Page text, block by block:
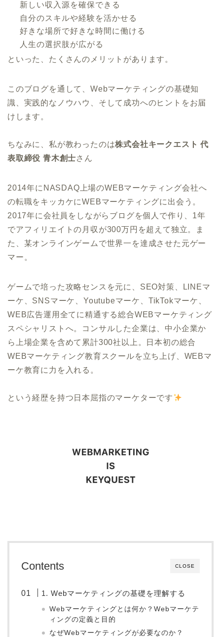
新しい収入源を確保できる
自分のスキルや経験を活かせる
好きな場所で好きな時間に働ける
人生の選択肢が広がる
といった、たくさんのメリットがあります。
このブログを通して、Webマーケティングの基礎知
識、実践的なノウハウ、そして成功へのヒントをお届
けします。
ちなみに、私が教わったのは株式会社キークエスト 代
表取締役 青木創士さん
2014年にNASDAQ上場のWEBマーケティング会社へ
の転職をキッカケにWEBマーケティングに出会う。
2017年に会社員をしながらブログを個人で作り、1年
でアフィリエイトの月収が300万円を超えて独立。ま
た、某オンラインゲームで世界一を達成させた元ゲー
マー。
ゲームで培った攻略センスを元に、SEO対策、LINEマ
ーケ、SNSマーケ、Youtubeマーケ、TikTokマーケ、
WEB広告運用全てに精通する総合WEBマーケティング
スペシャリストへ。コンサルした企業は、中小企業か
ら上場企業を含めて累計300社以上。日本初の総合
WEBマーケティング教育スクールを立ち上げ、WEBマ
ーケ教育に力を入れる。
という経歴を持つ日本屈指のマーケターです
CLOSE
Contents
1. Webマーケティングの基礎を理解する
Webマーケティングとは何か？Webマーケテ
ィングの定義と目的
なぜWebマーケティングが必要なのか？